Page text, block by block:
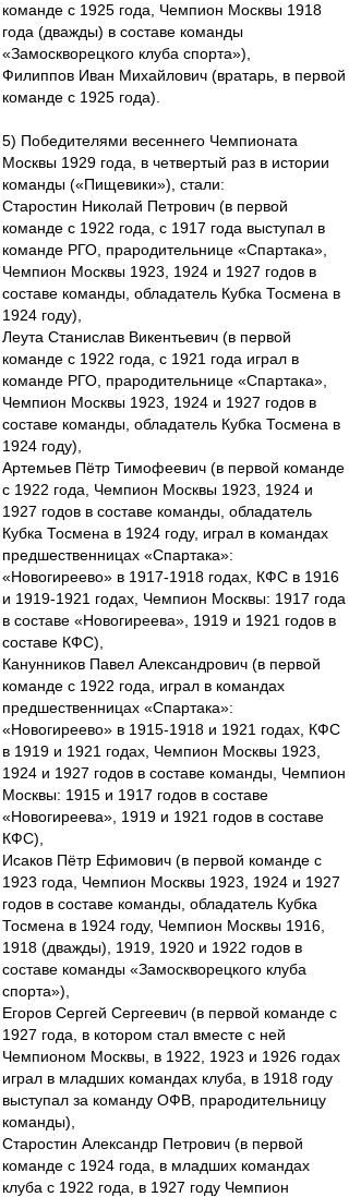
команде с 1925 года, Чемпион Москвы 1918
года (дважды) в составе команды
«Замоскворецкого клуба спорта»),
Филиппов Иван Михайлович (вратарь, в первой
команде с 1925 года).
5) Победителями весеннего Чемпионата
Москвы 1929 года, в четвертый раз в истории
команды («Пищевики»), стали:
Старостин Николай Петрович (в первой
команде с 1922 года, с 1917 года выступал в
команде РГО, прародительнице «Спартака»,
Чемпион Москвы 1923, 1924 и 1927 годов в
составе команды, обладатель Кубка Тосмена в
1924 году),
Леута Станислав Викентьевич (в первой
команде с 1922 года, с 1921 года играл в
команде РГО, прародительнице «Спартака»,
Чемпион Москвы 1923, 1924 и 1927 годов в
составе команды, обладатель Кубка Тосмена в
1924 году),
Артемьев Пётр Тимофеевич (в первой команде
с 1922 года, Чемпион Москвы 1923, 1924 и
1927 годов в составе команды, обладатель
Кубка Тосмена в 1924 году, играл в командах
предшественницах «Спартака»:
«Новогиреево» в 1917-1918 годах, КФС в 1916
и 1919-1921 годах, Чемпион Москвы: 1917 года
в составе «Новогиреева», 1919 и 1921 годов в
составе КФС),
Канунников Павел Александрович (в первой
команде с 1922 года, играл в командах
предшественницах «Спартака»:
«Новогиреево» в 1915-1918 и 1921 годах, КФС
в 1919 и 1921 годах, Чемпион Москвы 1923,
1924 и 1927 годов в составе команды, Чемпион
Москвы: 1915 и 1917 годов в составе
«Новогиреева», 1919 и 1921 годов в составе
КФС),
Исаков Пётр Ефимович (в первой команде с
1923 года, Чемпион Москвы 1923, 1924 и 1927
годов в составе команды, обладатель Кубка
Тосмена в 1924 году, Чемпион Москвы 1916,
1918 (дважды), 1919, 1920 и 1922 годов в
составе команды «Замоскворецкого клуба
спорта»),
Егоров Сергей Сергеевич (в первой команде с
1927 года, в котором стал вместе с ней
Чемпионом Москвы, в 1922, 1923 и 1926 годах
играл в младших командах клуба, в 1918 году
выступал за команду ОФВ, прародительницу
команды),
Старостин Александр Петрович (в первой
команде с 1924 года, в младших командах
клуба с 1922 года, в 1927 году Чемпион